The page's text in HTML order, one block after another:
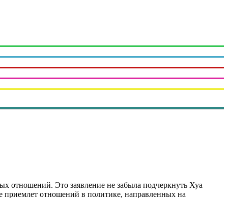
отношений. Это заявление не забыла подчеркнуть Хуа
отношений в политике, направленных на